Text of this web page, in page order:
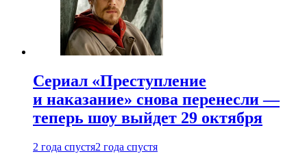
Сериал «Преступление
и наказание» снова перенесли —
теперь шоу выйдет 29 октября
2 года спустя2 года спустя